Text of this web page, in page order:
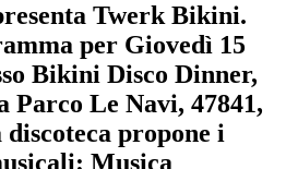
Twerk Bikini.
per Giovedì 15
Bikini Disco Dinner,
Parco Le Navi, 47841,
propone i
Musica